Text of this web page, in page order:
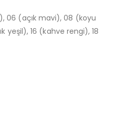
06 (açık mavi), 08 (koyu
yeşil), 16 (kahve rengi), 18